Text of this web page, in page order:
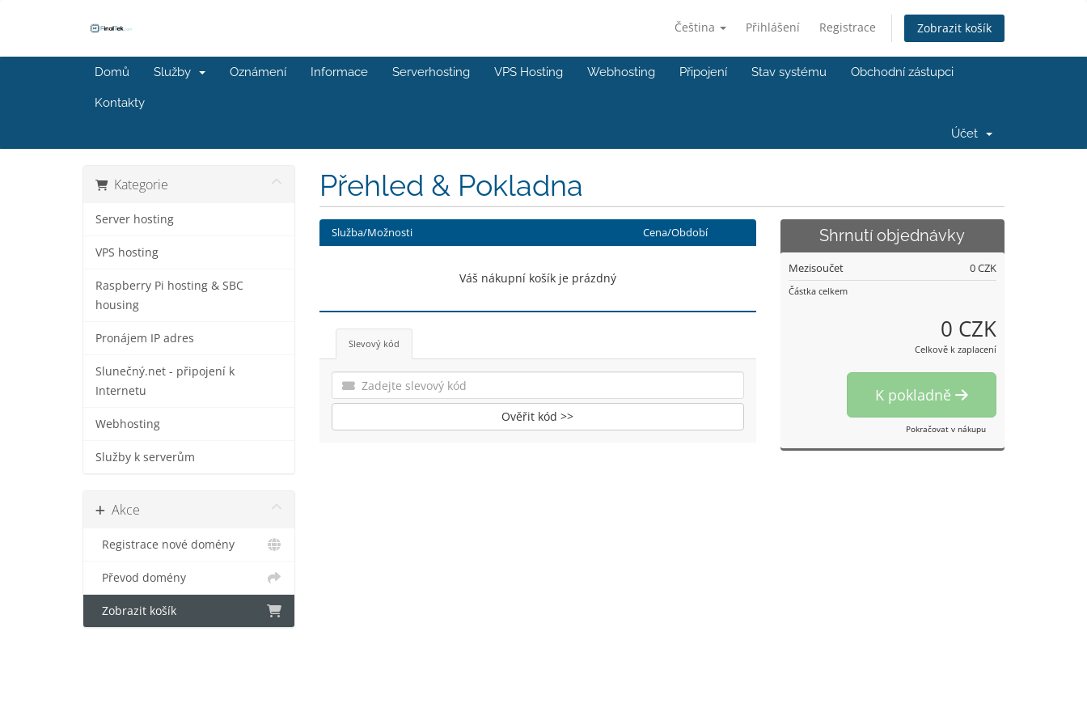
Čeština Přihlášení Registrace Zobrazit košík
Domů Služby Oznámení Informace Serverhosting VPS Hosting Webhosting Připojení Stav systému Obchodní zástupci
Kontakty
Účet
Kategorie
Server hosting
VPS hosting
Raspberry Pi hosting & SBC
housing
Pronájem IP adres
Slunečný.net - připojení k
Internetu
Webhosting
Služby k serverům
Akce
Registrace nové domény
Převod domény
Zobrazit košík
Přehled & Pokladna
Služba/Možnosti Cena/Období
Váš nákupní košík je prázdný
Slevový kód
Ověřit kód >>
Shrnutí objednávky
Mezisoučet 0 CZK
Částka celkem
0 CZK
Celkově k zaplacení
K pokladně
Pokračovat v nákupu